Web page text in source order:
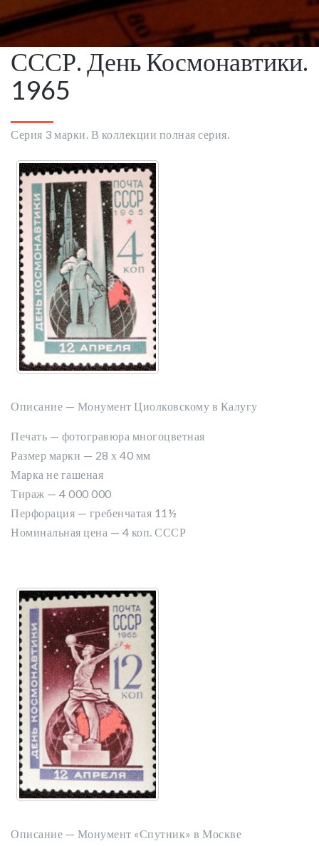
СССР. День Космонавтики.
1965
Серия 3 марки. В коллекции полная серия.
Описание — Монумент Циолковскому в Калугу
Печать — фотогравюра многоцветная
Размер марки — 28 х 40 мм
Марка не гашеная
Тираж — 4 000 000
Перфорация — гребенчатая 11½
Номинальная цена — 4 коп. СССР
Описание — Монумент «Спутник» в Москве